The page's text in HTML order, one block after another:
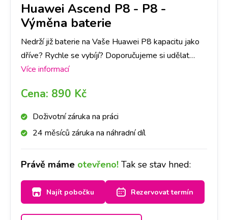
Huawei Ascend P8 - P8 -
Výměna baterie
Nedrží již baterie na Vaše Huawei P8 kapacitu jako
dříve? Rychle se vybíjí? Doporučujeme si udělat
rezervaci nebo zavolat na vybranou pobočku,
do půl hodiny Vám baterii vyměníme.
Více informací
Cena: 890 Kč
Doživotní záruka na práci
24 měsíců záruka na náhradní díl
Právě máme otevřeno! Tak se stav hned:
Najít pobočku Rezervovat termín